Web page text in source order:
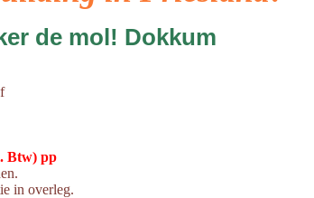
de mol! Dokkum
Btw) pp
in overleg.